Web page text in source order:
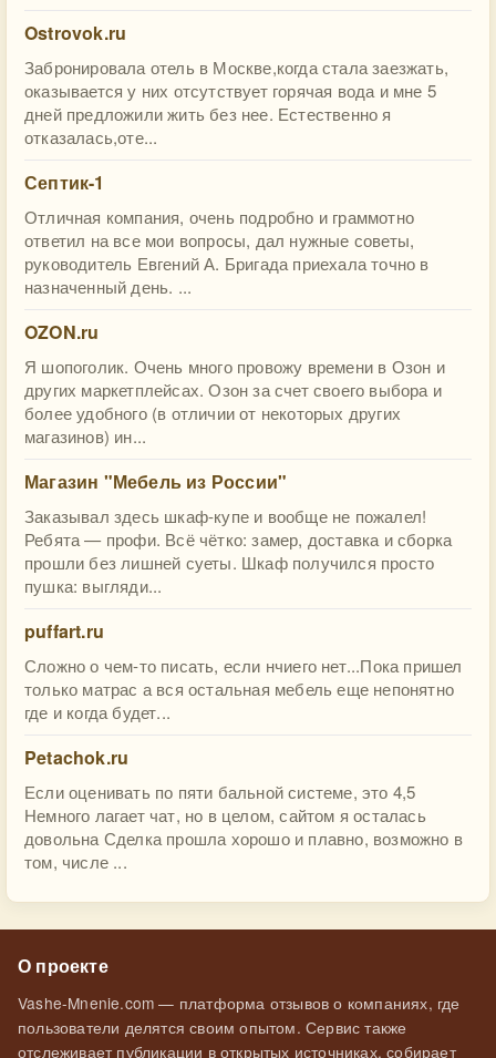
Ostrovok.ru
Забронировала отель в Москве,когда стала заезжать,
оказывается у них отсутствует горячая вода и мне 5
дней предложили жить без нее. Естественно я
отказалась,оте...
Септик-1
Отличная компания, очень подробно и граммотно
ответил на все мои вопросы, дал нужные советы,
руководитель Евгений А. Бригада приехала точно в
назначенный день. ...
OZON.ru
Я шопоголик. Очень много провожу времени в Озон и
других маркетплейсах. Озон за счет своего выбора и
более удобного (в отличии от некоторых других
магазинов) ин...
Магазин "Мебель из России"
Заказывал здесь шкаф-купе и вообще не пожалел!
Ребята — профи. Всё чётко: замер, доставка и сборка
прошли без лишней суеты. Шкаф получился просто
пушка: выгляди...
puffart.ru
Сложно о чем-то писать, если нчиего нет...Пока пришел
только матрас а вся остальная мебель еще непонятно
где и когда будет...
Petachok.ru
Если оценивать по пяти бальной системе, это 4,5
Немного лагает чат, но в целом, сайтом я осталась
довольна Сделка прошла хорошо и плавно, возможно в
том, числе ...
О проекте
Vashe-Mnenie.com — платформа отзывов о компаниях, где
пользователи делятся своим опытом. Сервис также
отслеживает публикации в открытых источниках, собирает